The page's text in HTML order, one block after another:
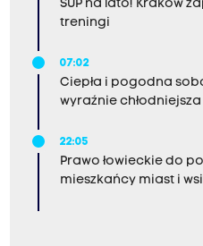
SUP na lato! Kraków
treningi
07:02
Ciepła i pogodna
wyraźnie chłodniejsza
22:05
Prawo łowieckie do
mieszkańcy miast i